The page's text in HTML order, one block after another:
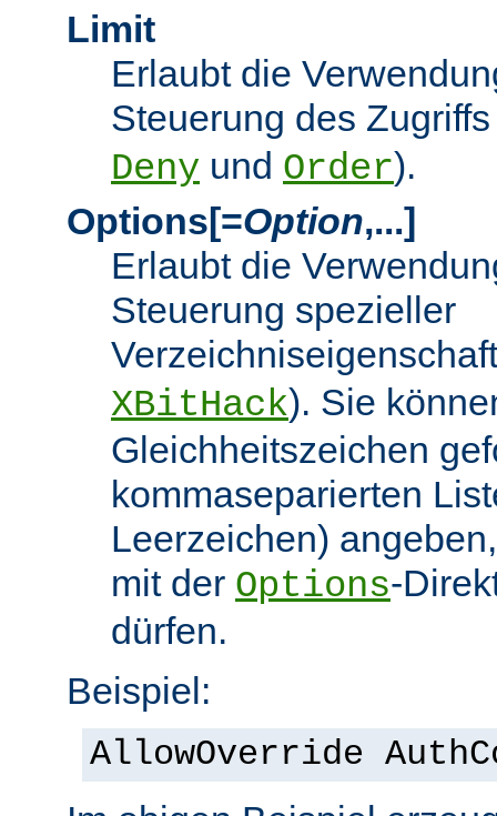
Limit
Erlaubt die
Steuerung des
Deny und Order).
Options[=Option,...]
Erlaubt die
Steuerung spezieller
XBitHack). Sie
Gleichheitszeichen
kommaseparierten
Leerzeichen)
mit der Options-
dürfen.
Beispiel:
AllowOverride